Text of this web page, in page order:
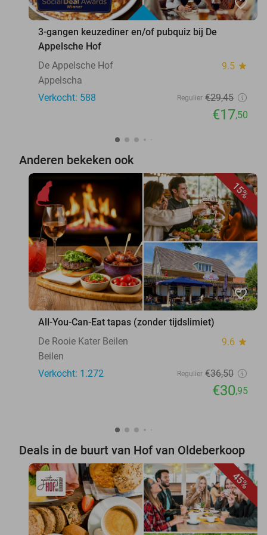
favorite_border
3-gangen keuzediner en/of pubquiz bij De
Appelsche Hof
De Appelsche Hof
9.5 star
Appelscha
Verkocht: 588
Regulier €29,45
€17,50
Anderen bekeken ook
15%
favorite_border
All-You-Can-Eat tapas (zonder tijdslimiet)
De Rooie Kater Beilen
9.6 star
Beilen
Verkocht: 1.272
Regulier €36,50
€30,95
Deals in de buurt van Hof van Oldeberkoop
45%